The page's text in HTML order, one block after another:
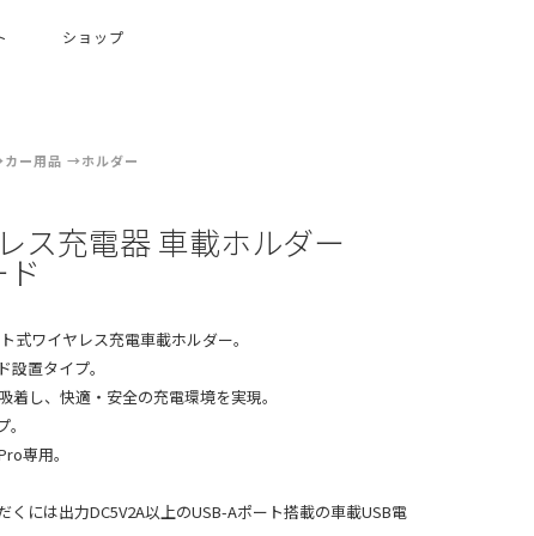
ショップ
カー用品 ホルダー
ス充電器 車載ホルダー
ド
ワイヤレス充電車載ホルダー。
置タイプ。
し、快適・安全の充電環境を実現。
専用。
には出力DC5V2A以上のUSB-Aポート搭載の車載USB電